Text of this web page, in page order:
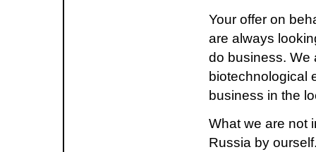
Your offer on
are always
do business. We
biotechnological
business in the
What we are not
Russia by